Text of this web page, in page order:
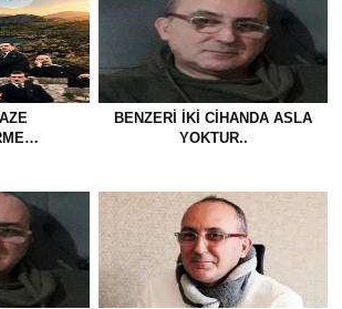
BENZERI IKI CIHANDA ASLA
YOKTUR..